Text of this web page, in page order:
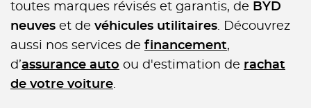
toutes marques révisés et garantis, de BYD
neuves et de véhicules utilitaires. Découvrez
aussi nos services de financement,
d’assurance auto ou d'estimation de rachat
de votre voiture.